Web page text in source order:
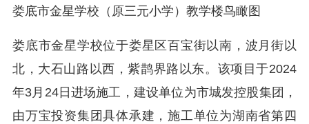
娄底市金星学校（原三元小学）教学楼鸟瞰图
娄底市金星学校位于娄星区百宝街以南，波月街以
北，大石山路以西，紫鹊界路以东。该项目于2024
年3月24日进场施工，建设单位为市城发控股集团，
由万宝投资集团具体承建，施工单位为湖南省第四